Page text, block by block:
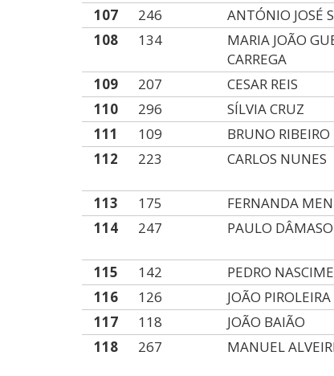
107
246 ANTÓNIO JOSÉ
108
134
MARIA JOÃO
CARREGA
109 207 CESAR REIS
110
296 SÍLVIA CRUZ
111
109 BRUNO RIBEIRO
112
223 CARLOS NUNES
113 175 FERNANDA
114
247 PAULO DÂMASO
115 142 PEDRO
116
126 JOÃO PIROLEIRA
117
118 JOÃO BAIÃO
118
267 MANUEL